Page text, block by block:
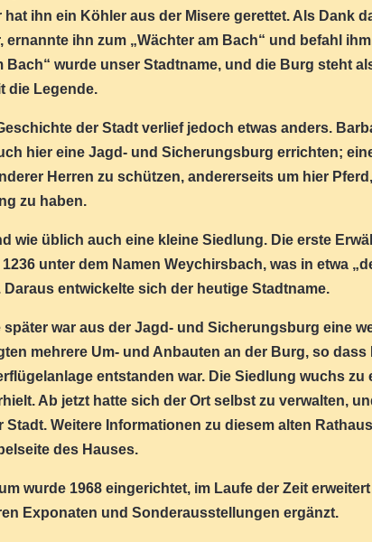
hat ihn ein Köhler aus der Misere gerettet. Als Dank
ernannte ihn zum „Wächter am Bach“ und befahl
Bach“ wurde unser Stadtname, und die Burg steht
die Legende.
der Stadt verlief jedoch etwas anders.
hier eine Jagd- und Sicherungsburg errichten;
Herren zu schützen, andererseits um hier
zu haben.
wie üblich auch eine kleine Siedlung. Die erste
unter dem Namen Weychirsbach, was in etwa
Daraus entwickelte sich der heutige Stadtname.
später war aus der Jagd- und Sicherungsburg eine
mehrere Um- und Anbauten an der Burg, so dass
entstanden war. Die Siedlung wuchs zu
Ab jetzt hatte sich der Ort selbst zu verwalten,
Stadt. Weitere Informationen zu diesem alten
des Hauses.
wurde 1968 eingerichtet, im Laufe der Zeit
Exponaten und Sonderausstellungen ergänzt.